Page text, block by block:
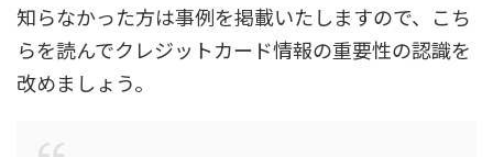
知らなかった方は事例を掲載いたしますので、こち
らを読んでクレジットカード情報の重要性の認識を
改めましょう。